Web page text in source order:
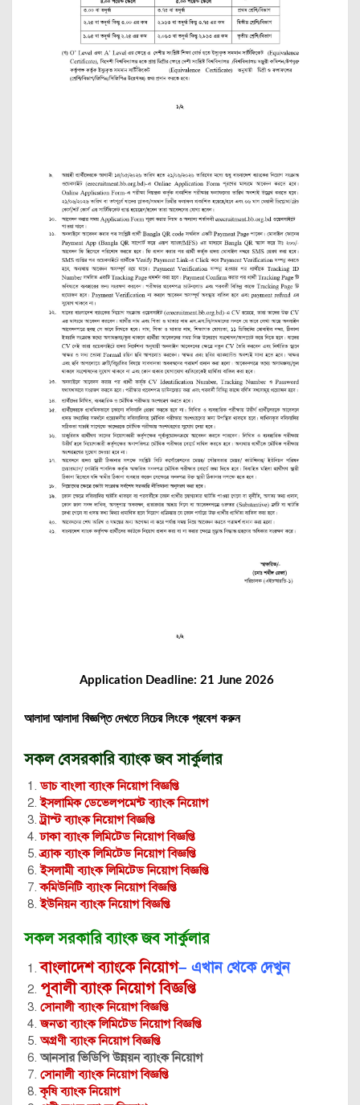
Application Deadline: 21 June 2026
আলাদা আলাদা বিজ্ঞপ্তি দেখতে নিচের লিংকে প্রবেশ করুন
সকল বেসরকারি ব্যাংক জব সার্কুলার
ডাচ বাংলা ব্যাংক নিয়োগ বিজ্ঞপ্তি
ইসলামিক ডেভেলপমেন্ট ব্যাংক নিয়োগ
ট্রাস্ট ব্যাংক নিয়োগ বিজ্ঞপ্তি
ঢাকা ব্যাংক লিমিটেড নিয়োগ বিজ্ঞপ্তি
ব্র্যাক ব্যাংক লিমিটেড নিয়োগ বিজ্ঞপ্তি
ইসলামী ব্যাংক লিমিটেড নিয়োগ বিজ্ঞপ্তি
কমিউনিটি ব্যাংক নিয়োগ বিজ্ঞপ্তি
ইউনিয়ন ব্যাংক নিয়োগ বিজ্ঞপ্তি
সকল সরকারি ব্যাংক জব সার্কুলার
বাংলাদেশ ব্যাংকে নিয়োগ– এখান থেকে দেখুন
পূবালী ব্যাংক নিয়োগ বিজ্ঞপ্তি
সোনালী ব্যাংক নিয়োগ বিজ্ঞপ্তি
জনতা ব্যাংক লিমিটেড নিয়োগ বিজ্ঞপ্তি
অগ্রণী ব্যাংক নিয়োগ বিজ্ঞপ্তি
আনসার ভিডিপি উন্নয়ন ব্যাংক নিয়োগ
সোনালী ব্যাংক নিয়োগ বিজ্ঞপ্তি
কৃষি ব্যাংক নিয়োগ